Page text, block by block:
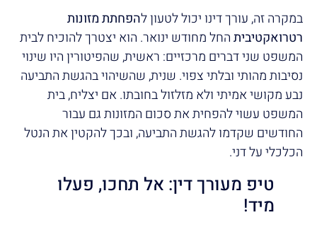
במקרה זה, עורך דינו יכול לטעון להפחתת מזונות
רטרואקטיביתהחל מחודש ינואר. הוא יצטרך להוכיח לבית
המשפט שני דברים מרכזיים: ראשית, שהפיטורין היו שינוי
נסיבות מהותי ובלתי צפוי. שנית, שהשיהוי בהגשת התביעה
נבע מקושי אמיתי ולא מזלזול בחובתו. אם יצליח, בית
המשפט עשוי להפחית את סכום המזונות גם עבור
החודשים שקדמו להגשת התביעה, ובכך להקטין את הנטל
הכלכלי על דני.
טיפ מעורך דין: אל תחכו, פעלו
מיד!